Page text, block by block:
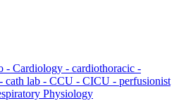
- Cardiology - cardiothoracic -
cath lab - CCU - CICU - perfusionist
Physiology